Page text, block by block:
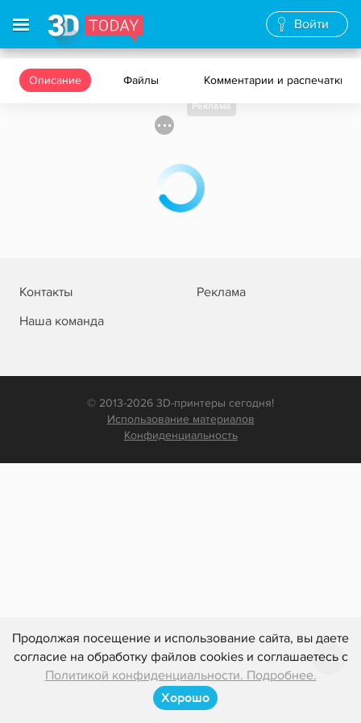
Продолжая посещение и использование сайта, вы даете
согласие на обработку файлов cookies и соглашаетесь с
Политикой конфиденциальности. Подробнее.
Хорошо
Войти
Описание Файлы Комментарии и распечатки
Реклама
Контакты
Реклама
Наша команда
© 2013-2026 3D-принтеры сегодня!
Использование материалов
Конфиденциальность